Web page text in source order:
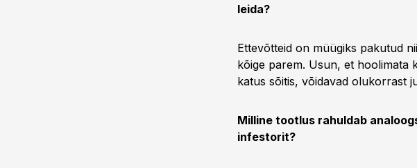
leida?
Ettevõtteid on müügiks pakutud
kõige parem. Usun, et hoolimata
katus sõitis, võidavad olukorrast
Milline tootlus rahuldab
infestorit?